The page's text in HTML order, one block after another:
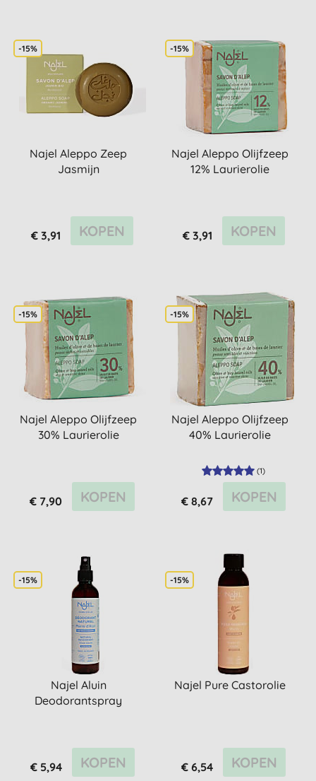
-15%
Najel Aleppo Zeep
Jasmijn
€ 3,91 KOPEN
-15%
Najel Aleppo Olijfzeep
12% Laurierolie
€ 3,91 KOPEN
-15%
Najel Aleppo Olijfzeep
30% Laurierolie
€ 7,90 KOPEN
-15%
Najel Aleppo Olijfzeep
40% Laurierolie
(1)
€ 8,67 KOPEN
-15%
Najel Aluin
Deodorantspray
€ 5,94 KOPEN
-15%
Najel Pure Castorolie
€ 6,54 KOPEN